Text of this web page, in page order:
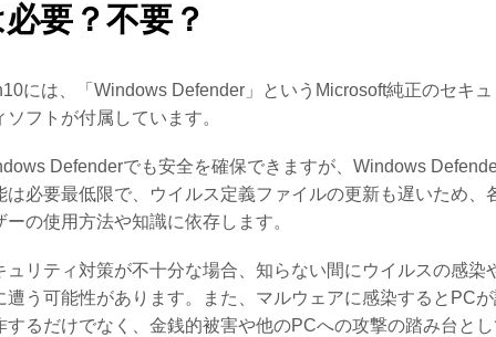
要？不要？
には、「Windows Defender」というMicrosoft純正のセキュ
ソフトが付属しています。
Defenderでも安全を確保できますが、Windows
は必要最低限で、ウイルス定義ファイルの更新も遅いため、
ーの使用方法や知識に依存します。
ュリティ対策が不十分な場合、知らない間にウイルスの感染
遭う可能性があります。また、マルウェアに感染するとPCが
するだけでなく、金銭的被害や他のPCへの攻撃の踏み台とし